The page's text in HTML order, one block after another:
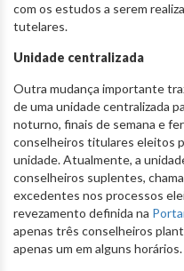
com os estudos a serem
tutelares.
Unidade centralizada
Outra mudança importante
de uma unidade centralizada
noturno, finais de semana e
conselheiros titulares eleitos
unidade. Atualmente, a
conselheiros suplentes,
excedentes nos processos
revezamento definida na
apenas três conselheiros
apenas um em alguns horários.